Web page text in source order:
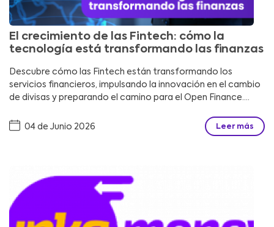
El crecimiento de las Fintech: cómo la
tecnología está transformando las finanzas
Descubre cómo las Fintech están transformando los
servicios financieros, impulsando la innovación en el cambio
de divisas y preparando el camino para el Open Finance....
04 de Junio 2026 Leer más